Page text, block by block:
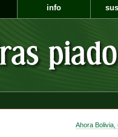
info
Ahora Bolivia,